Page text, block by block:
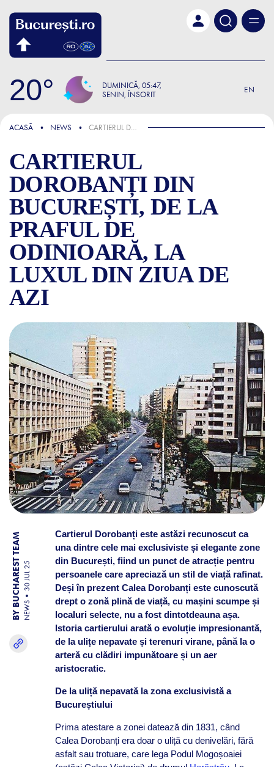
20 DUMINICĂ 05:47
SENIN, ÎNSORIT
EN
ȘTIRI
ACASĂ NEWS CARTIERUL DOROBANȚI DIN BUCUREȘTI, DE LA PRAFUL DE ODINIOARĂ, LA LUXUL DIN ZIUA DE AZI
CARTIERUL
DOROBANȚI DIN
BUCUREȘTI, DE LA
PRAFUL DE
ODINIOARĂ, LA
LUXUL DIN ZIUA DE
AZI
CARTIERUL DOROBANȚI
BY BUCHAREST TEAM NEWS
30 JUL 25
Cartierul Dorobanți este astăzi recunoscut ca
una dintre cele mai exclusiviste și elegante zone
din București, fiind un punct de atracție pentru
persoanele care apreciază un stil de viață rafinat.
Deși în prezent Calea Dorobanți este cunoscută
drept o zonă plină de viață, cu mașini scumpe și
localuri selecte, nu a fost dintotdeauna așa.
Istoria cartierului arată o evoluție impresionantă,
de la ulițe nepavate și terenuri virane, până la o
arteră cu clădiri impunătoare și un aer
aristocratic.
De la uliță nepavată la zona exclusivistă a
Bucureștiului
Prima atestare a zonei datează din 1831, când
Calea Dorobanți era doar o uliță cu denivelări, fără
asfalt sau trotuare, care lega Podul Mogoșoaiei